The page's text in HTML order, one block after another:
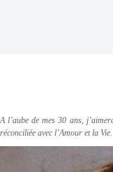
A l’aube de mes 30 ans,
réconciliée avec l’Amour et la Vie.